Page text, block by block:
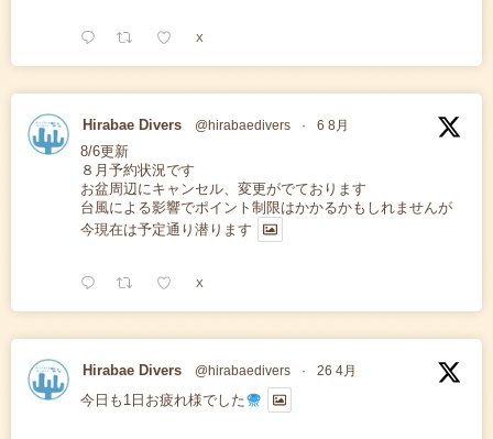
X
Hirabae Divers @hirabaedivers · 6 8月
8/6更新
８月予約状況です
お盆周辺にキャンセル、変更がでております
台風による影響でポイント制限はかかるかもしれませんが
今現在は予定通り潜ります
X
Hirabae Divers @hirabaedivers · 26 4月
今日も1日お疲れ様でした